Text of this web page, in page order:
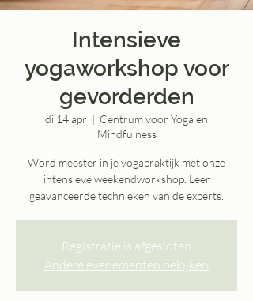
Intensieve
yogaworkshop voor
gevorderden
di 14 apr
  |
Centrum voor Yoga en
Mindfulness
Word meester in je yogapraktijk met onze
intensieve weekendworkshop. Leer
geavanceerde technieken van de experts.
Registratie is afgesloten
Andere evenementen bekijken